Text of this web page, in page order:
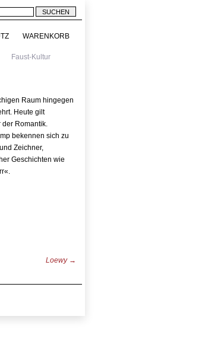
Faust-Kultur
WARENKORB
Raum hingegen
Heute gilt
der Romantik.
bekennen sich zu
Zeichner,
Geschichten wie
Loewy →